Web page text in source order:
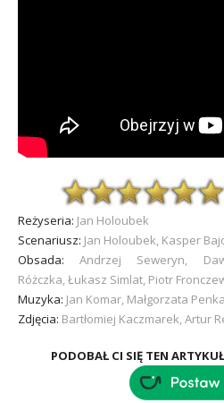
Reżyseria: Jan Holoubek
Scenariusz: Jan Holoubek, Kasper
Obsada:Andrzej Seweryn,
Różczka, Łukasz Simlat, Piotr
Muzyka: Jan Komar, Małgorzata
Zdjęcia: Bartłomiej Kaczmarek, Artur
PODOBAŁ CI SIĘ TEN